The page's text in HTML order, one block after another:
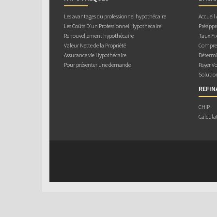
Les avantages du professionnel hypothécaire
Les Coûts D’un Professionnel Hypothécaire
Renouvellement hypothécaire
Valeur Nette de la Propriété
Assurance vie Hypothécaire
Pour présenter une demande
Accueil
Taux
Payer
CHIP